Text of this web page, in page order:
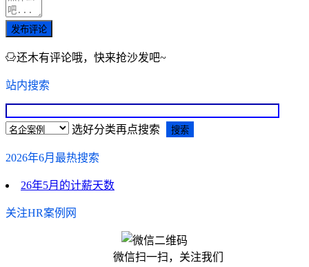
发布评论
还木有评论哦，快来抢沙发吧~
站内搜索
选好分类再点搜索
2026年6月最热搜索
26年5月的计薪天数
关注HR案例网
微信扫一扫，关注我们